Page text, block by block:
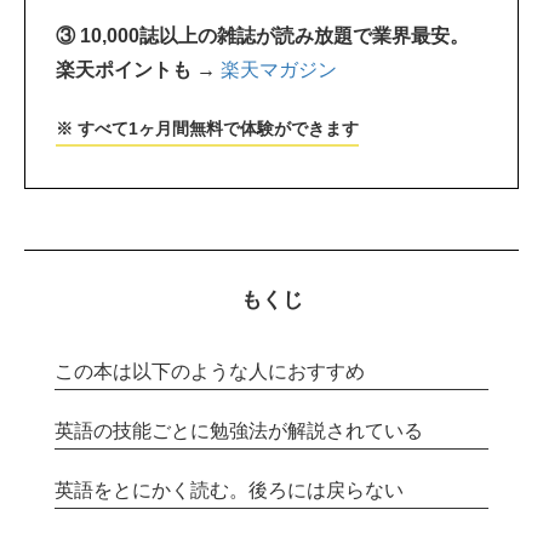
③ 10,000誌以上の雑誌が読み放題で業界最安。
楽天ポイントも → 楽天マガジン
※ すべて1ヶ月間無料で体験ができます
もくじ
この本は以下のような人におすすめ
英語の技能ごとに勉強法が解説されている
英語をとにかく読む。後ろには戻らない